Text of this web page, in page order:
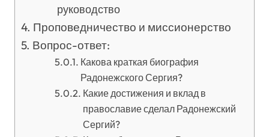
руководство
Проповедничество и миссионерство
Вопрос-ответ:
Какова краткая биография
Радонежского Сергия?
Какие достижения и вклад в
православие сделал Радонежский
Сергий?